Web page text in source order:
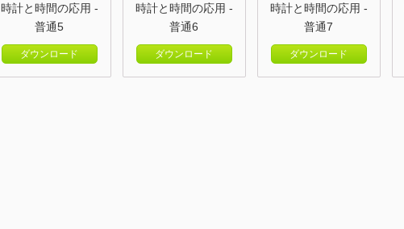
時計と時間の応用 -
普通5
ダウンロード
時計と時間の応用 -
普通6
ダウンロード
時計と時間の応用 -
普通7
ダウンロード